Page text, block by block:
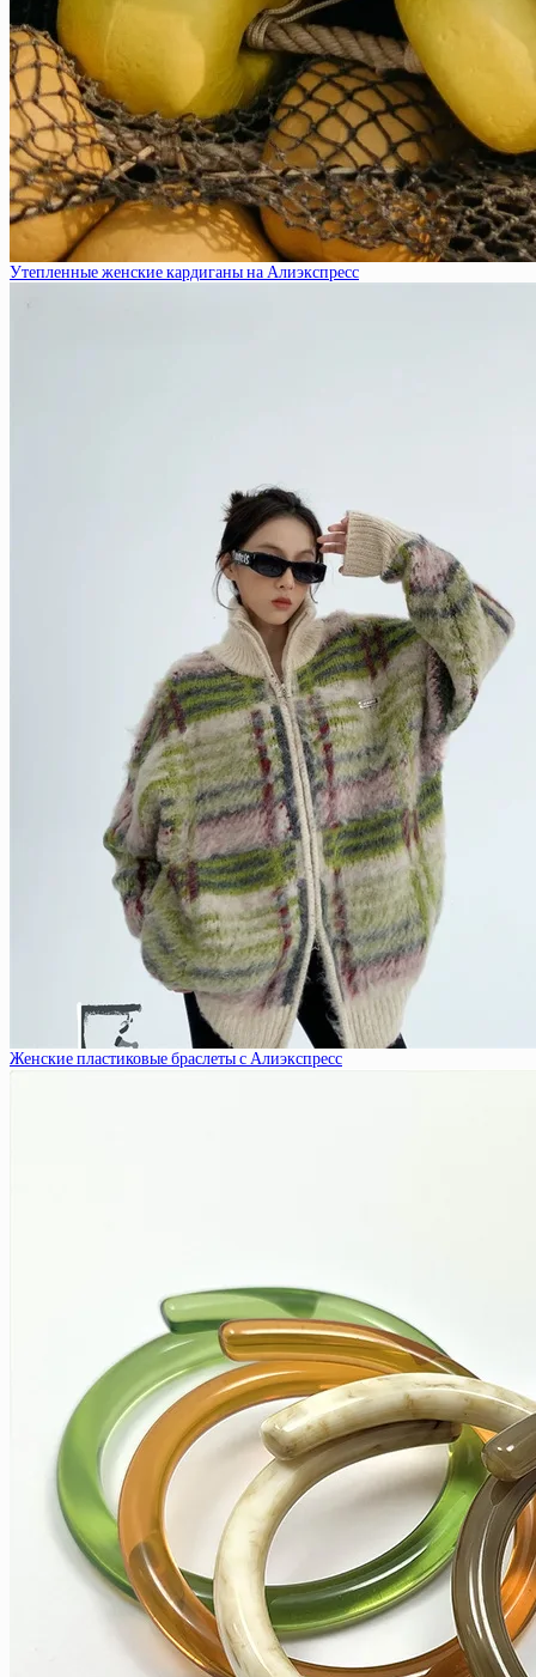
Утепленные женские кардиганы на Алиэкспресс
Женские пластиковые браслеты с Алиэкспресс